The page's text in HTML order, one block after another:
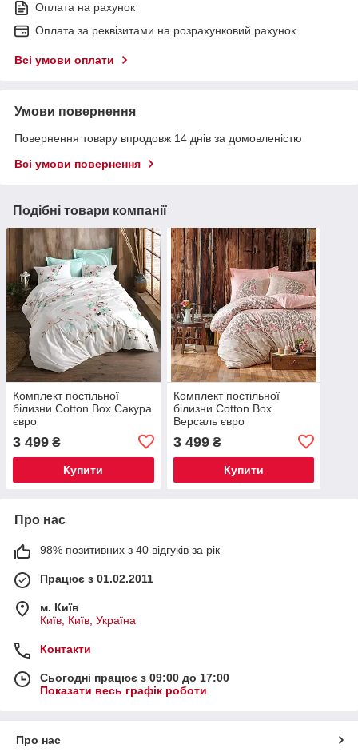
Оплата на рахунок
Оплата за реквізитами на розрахунковий рахунок
Всі умови оплати
Умови повернення
Повернення товару впродовж 14 днів за домовленістю
Всі умови повернення
Подібні товари компанії
Комплект постільної
білизни Cotton Box Сакура
євро
3 499 ₴
Купити
Комплект постільної
білизни Cotton Box
Версаль євро
3 499₴
Купити
Про нас
98% позитивних з 40 відгуків за рік
Працює з 01.02.2011
м. Київ
Київ, Київ, Україна
Контакти
Сьогодні працює з 09:00 до 17:00
Показати весь графік роботи
Про нас